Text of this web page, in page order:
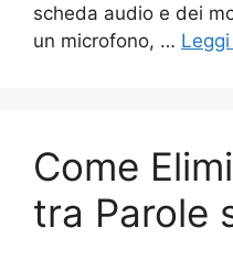
scheda audio e dei
un microfono, …
Come
tra Parole